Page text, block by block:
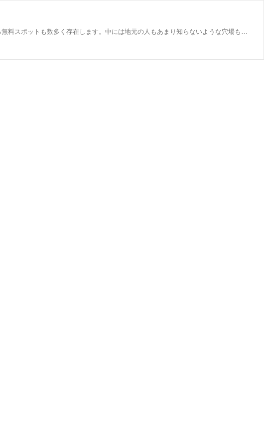
東京は世界有数の大都市であり、観光にもお金がかかるイメージがあります。しかし、実は費用をかけずに楽しめる無料スポットも数多く存在します。中には地元の人もあまり知らないような穴場も。今回は、東京観光で意外と知られていない無料の観光スポットを9か所ご紹介します。節約しながらも東京の多様な魅力に触れる旅の参考にしてみてください。 1. 東京都庁 展望室（新宿区） 東京都庁の45階にある展望室は、誰でも無料で入ることができる穴場的スポットです。地上202メートルからの眺望は見事で、晴れた日には富士山まで見えることもあります。昼間の景色はもちろん、夜景も美しく、カメラを持った観光客にも人気です